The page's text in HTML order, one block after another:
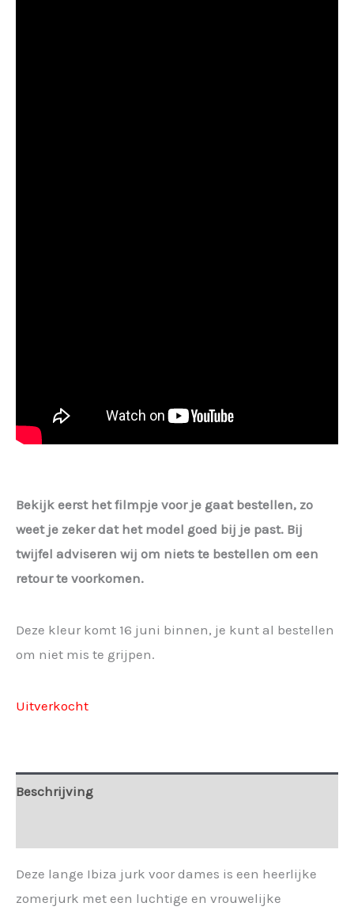
Bekijk eerst het filmpje voor je gaat bestellen, zo
weet je zeker dat het model goed bij je past. Bij
twijfel adviseren wij om niets te bestellen om een
retour te voorkomen.
Deze kleur komt 16 juni binnen, je kunt al bestellen
om niet mis te grijpen.
Uitverkocht
Beschrijving
Deze lange Ibiza jurk voor dames is een heerlijke
zomerjurk met een luchtige en vrouwelijke